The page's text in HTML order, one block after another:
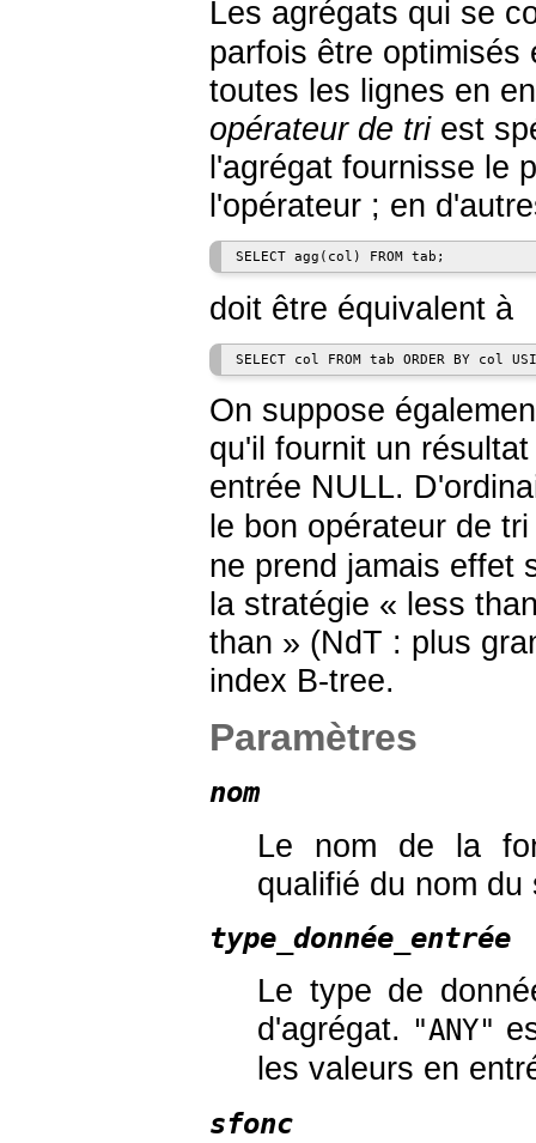
Les agrégats qui se
parfois être optimisés
toutes les lignes en
opérateur de triest
l'agrégat fournisse le
l'opérateur ; en
doit être équivalent à
On suppose
qu'il fournit un
entrée NULL.
le bon opérateur de
ne prend jamais effet
la stratégie « less
than » (NdT : plus
index B-tree.
Paramètres
nom
Le nom de la
qualifié du nom du
type_donnée_entrée
Le type de
d'agrégat. "ANY"
les valeurs en
sfonc